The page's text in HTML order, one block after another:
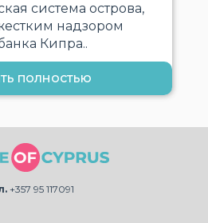
система острова,
надзором
Кипра..
полностью
+357 95 117091